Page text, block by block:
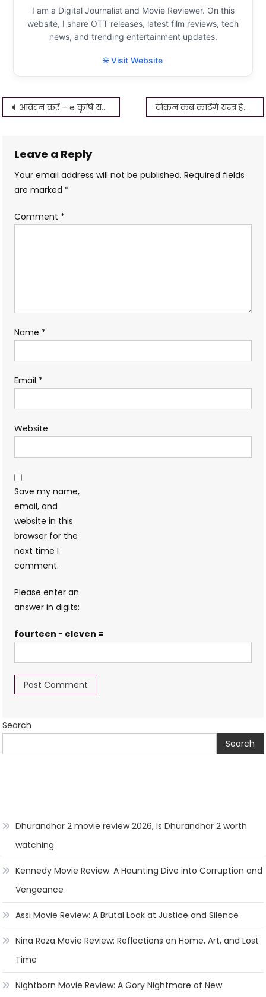
I am a Digital Journalist and Movie Reviewer. On this
website, I share OTT releases, latest film reviews, tech
news, and trending entertainment updates.
🌐 Visit Website
Post
आवेदन करें – e कृषि यंत्र अनुदान | कृषि यंत्र कैसे बुक करें upagriculture.com 2022 टोकन कब काटेंगे यन्त्र हेतु टोकन | Krishi yantra token generate kaise karen
Leave a Reply
Your email address will not be published. Required fields
are marked *
Comment *
Name *
Email *
Website
Save my name,
email, and
website in this
browser for the
next time I
comment.
Please enter an
answer in digits:
fourteen − eleven =
Search
Search
Dhurandhar 2 movie review 2026, Is Dhurandhar 2 worth
watching
Kennedy Movie Review: A Haunting Dive into Corruption and
Vengeance
Assi Movie Review: A Brutal Look at Justice and Silence
Nina Roza Movie Review: Reflections on Home, Art, and Lost
Time
Nightborn Movie Review: A Gory Nightmare of New